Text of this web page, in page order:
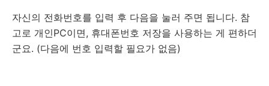
자신의 전화번호를 입력 후 다음을 눌러 주면 됩니다. 참
고로 개인PC이면, 휴대폰번호 저장을 사용하는 게 편하더
군요. (다음에 번호 입력할 필요가 없음)